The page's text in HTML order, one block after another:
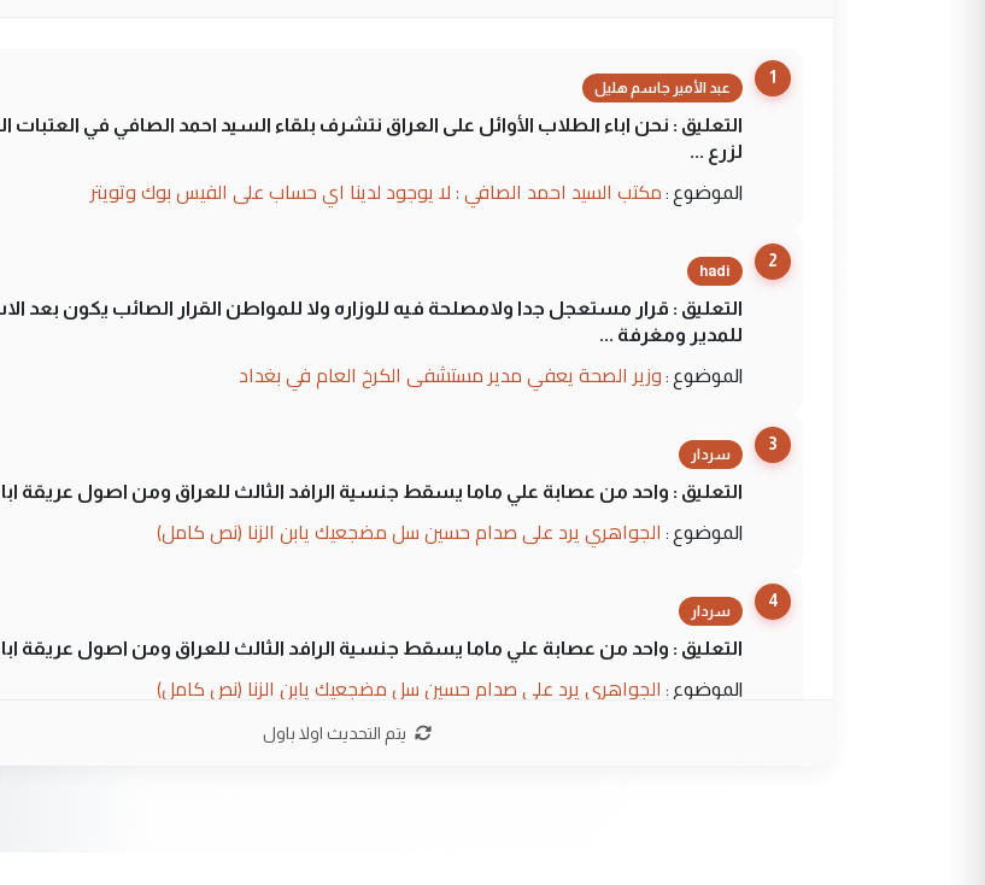
1
عبد الأمير جاسم هليل
التعليق : نحن اباء الطلاب الأوائل على العراق نتشرف بلقاء السيد احمد الصافي في العتبات
لزرع ...
الموضوع : مكتب السيد احمد الصافي : لا يوجود لدينا اي حساب على الفيس بوك وتويتر
2
hadi
التعليق : قرار مستعجل جدا ولامصلحة فيه للوزاره ولا للمواطن القرار الصائب يكون بعد
للمدير ومغرفة ...
الموضوع : وزير الصحة يعفي مدير مستشفى الكرخ العام في بغداد
3
سردار
التعليق : واحد من عصابة علي ماما يسقط جنسية الرافد الثالث للعراق ومن اصول عريقة
الموضوع : الجواهري يرد على صدام حسين سل مضجعيك يابن الزنا (نص كامل)
4
سردار
التعليق : واحد من عصابة علي ماما يسقط جنسية الرافد الثالث للعراق ومن اصول عريقة
الموضوع : الجواهري يرد على صدام حسين سل مضجعيك يابن الزنا (نص كامل)
يتم التحديث اولا باول